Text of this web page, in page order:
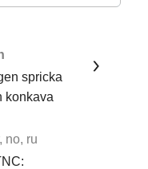
spricka
konkava
no, ru